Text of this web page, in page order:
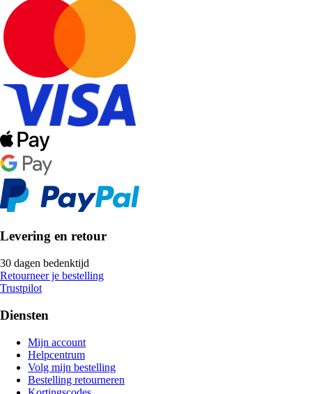
Levering en retour
30 dagen bedenktijd
Retourneer je bestelling
Trustpilot
Diensten
Mijn account
Helpcentrum
Volg mijn bestelling
Bestelling retourneren